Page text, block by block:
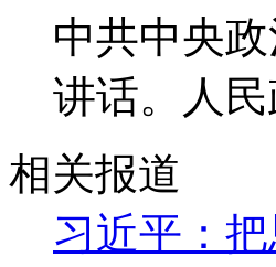
中共中央
讲话。人
相关报道
习近平：